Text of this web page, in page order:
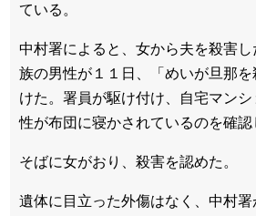
ている。
中村署によると、女から夫を殺害
族の男性が１１日、「めいが旦那
けた。署員が駆け付け、自宅マン
性が布団に寝かされているのを確認
そばに女がおり、殺害を認めた。
遺体に目立った外傷はなく、中村